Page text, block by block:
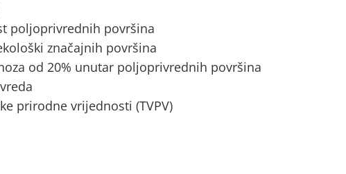
poljoprivrednih površina
značajnih površina
od 20% unutar poljoprivrednih površina
prirodne vrijednosti (TVPV)